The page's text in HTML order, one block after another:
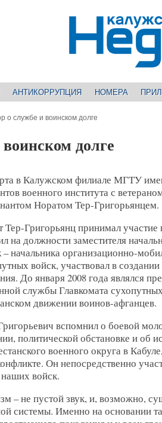
АНТИКОРРУПЦИЯ НОМЕРА
о службе и воинском долге
долге
в Калужском филиале МГТУ
военного института с
Норатом Тер-Григорьянцем.
Тер-Григорьянц принимал
на должности заместителя
– начальника организационно-
войск, участвовал в
До января 2008 года являлся
службы Главкомата
движении воинов-афганцев.
вспомнил о боевой
политической обстановке и об
военного округа в
Он непосредственно
войск.
– не пустой звук, и, возможно,
системы. Именно на основании